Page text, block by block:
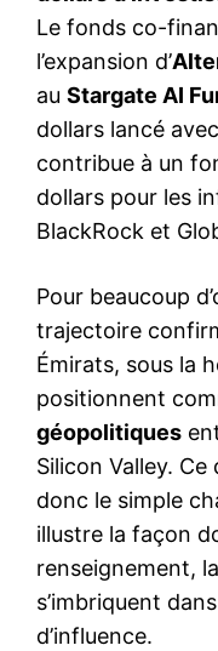
Le fonds co-
l’expansion d’
au Stargate AI
dollars lancé avec
contribue à un
dollars pour les
BlackRock et
Pour beaucoup
trajectoire
Émirats, sous la
positionnent
géopolitiques
Silicon Valley.
donc le simple
illustre la façon
renseignement,
s’imbriquent
d’influence.